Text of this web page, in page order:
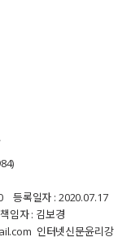
등록일자 : 2020.07.17
임자 : 김보경
인터넷신문윤리강